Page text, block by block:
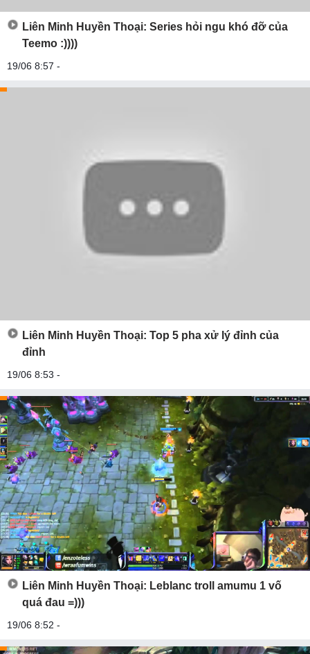
Liên Minh Huyền Thoại: Series hỏi ngu khó đỡ của
Teemo :))))
19/06 8:57 -
Liên Minh Huyền Thoại: Top 5 pha xử lý đỉnh của
đỉnh
19/06 8:53 -
Liên Minh Huyền Thoại: Leblanc troll amumu 1 vố
quá đau =)))
19/06 8:52 -